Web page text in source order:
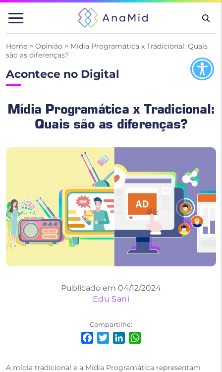
Pular
para
Home > Opinião > Mídia Programática x Tradicional: Quais
são as diferenças?
Acontece no Digital
Mídia Programática x Tradicional:
Quais são as diferenças?
Publicado em 04/12/2024
Edu Sani
Compartilhe:
A mídia tradicional e a Mídia Programática representam